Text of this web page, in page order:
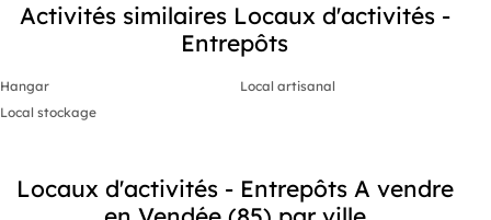
Activités similaires Locaux d'activités -
Entrepôts
Hangar
Local artisanal
Local stockage
Locaux d'activités - Entrepôts A vendre